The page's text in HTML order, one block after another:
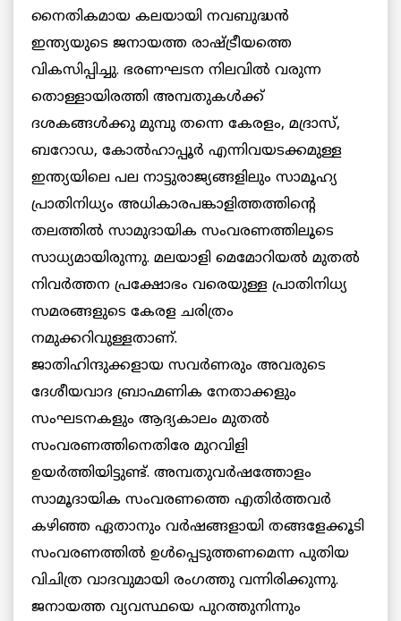
നൈതികമായ കലയായി നവബുദ്ധന്‍
ഇന്ത്യയുടെ ജനായത്ത രാഷ്ട്രീയത്തെ
വികസിപ്പിച്ചു. ഭരണഘടന നിലവില്‍ വരുന്ന
തൊള്ളായിരത്തി അമ്പതുകള്‍ക്ക്
ദശകങ്ങള്‍ക്കു മുമ്പു തന്നെ കേരളം, മദ്രാസ്,
ബറോഡ, കോല്‍ഹാപ്പൂര്‍ എന്നിവയടക്കമുള്ള
ഇന്ത്യയിലെ പല നാട്ടുരാജ്യങ്ങളിലും സാമൂഹ്യ
പ്രാതിനിധ്യം അധികാരപങ്കാളിത്തത്തിന്റെ
തലത്തില്‍ സാമുദായിക സംവരണത്തിലൂടെ
സാധ്യമായിരുന്നു. മലയാളി മെമോറിയല്‍ മുതല്‍
നിവര്‍ത്തന പ്രക്ഷോഭം വരെയുള്ള പ്രാതിനിധ്യ
സമരങ്ങളുടെ കേരള ചരിത്രം
നമുക്കറിവുള്ളതാണ്.
ജാതിഹിന്ദുക്കളായ സവര്‍ണരും അവരുടെ
ദേശീയവാദ ബ്രാഹ്മണിക നേതാക്കളും
സംഘടനകളും ആദ്യകാലം മുതല്‍
സംവരണത്തിനെതിരേ മുറവിളി
ഉയര്‍ത്തിയിട്ടുണ്ട്. അമ്പതുവര്‍ഷത്തോളം
സാമൂദായിക സംവരണത്തെ എതിര്‍ത്തവര്‍
കഴിഞ്ഞ ഏതാനും വര്‍ഷങ്ങളായി തങ്ങളേക്കൂടി
സംവരണത്തില്‍ ഉള്‍പ്പെടുത്തണമെന്ന പുതിയ
വിചിത്ര വാദവുമായി രംഗത്തു വന്നിരിക്കുന്നു.
ജനായത്ത വ്യവസ്ഥയെ പുറത്തുനിന്നും